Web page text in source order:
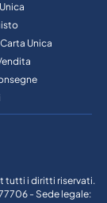
Unica
tutti i diritti riservati.
- Sede legale: